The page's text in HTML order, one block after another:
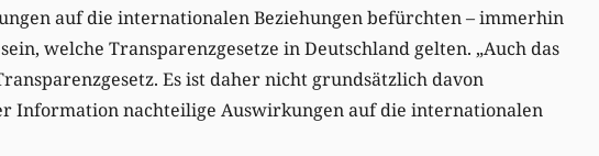
auf die internationalen Beziehungen befürchten – immerhin
welche Transparenzgesetze in Deutschland gelten. „Auch das
Es ist daher nicht grundsätzlich davon
Information nachteilige Auswirkungen auf die internationalen